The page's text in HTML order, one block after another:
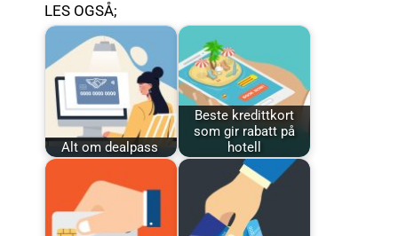
LES OGSÅ;
Alt om dealpass
Beste kredittkort
som gir rabatt på
hotell